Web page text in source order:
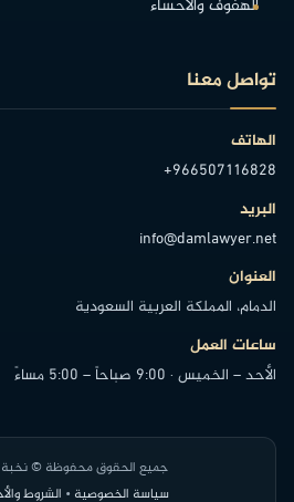
الهفوف والأحساء
تواصل معنا
الهاتف
+966507116828
البريد
info@damlawyer.net
العنوان
الدمام، المملكة العربية السعودية
ساعات العمل
الأحد – الخميس · 9:00 صباحاً – 5:00 مساءً
جميع الحقوق محفوظة © نخبة
سياسة الخصوصية • الشروط